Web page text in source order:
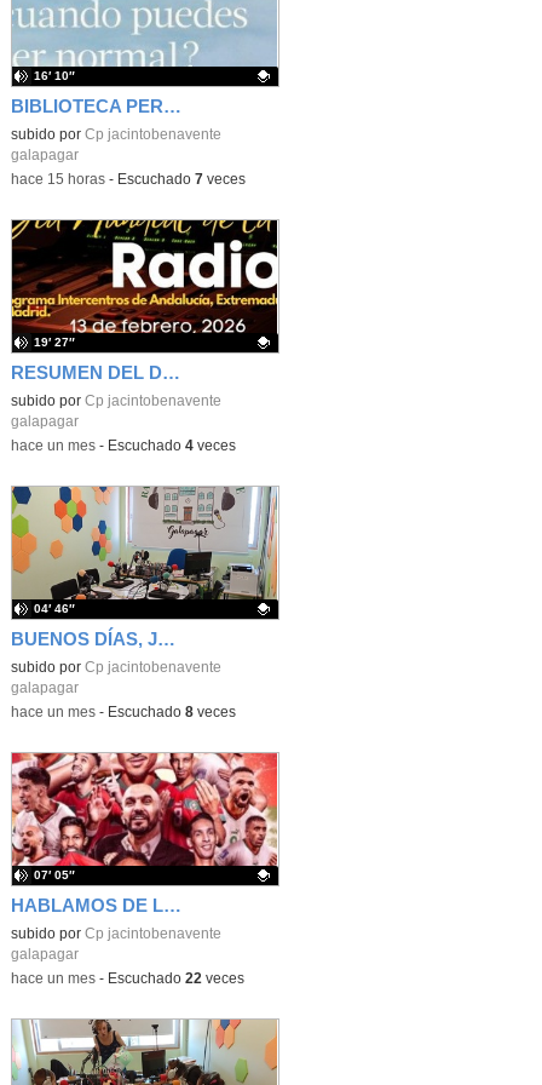
BIBLIOTECA PERSONAL 9: ¿Por qué ser feliz cuando puedes ser normal?
Contenido educativo.
subido por Cp jacintobenavente
galapagar
16′ 10″
-hace 15 horas- Escuchado 7veces
RESUMEN DEL DÍA MUNDIAL DE LA RADIO Y LA I.A. PROGRAMA COLABORATIVO
Contenido educativo.
subido por Cp jacintobenavente
galapagar
19′ 27″
-hace un mes- Escuchado 4veces
BUENOS DÍAS, JACINTO BENAVENTE: viernes, 19 de junio de 2026
Contenido educativo.
subido por Cp jacintobenavente
galapagar
04′ 46″
-hace un mes- Escuchado 8veces
HABLAMOS DE LA SELECCIÓN DE MARRUECOS
Contenido educativo.
subido por Cp jacintobenavente
galapagar
07′ 05″
-hace un mes- Escuchado 22 veces